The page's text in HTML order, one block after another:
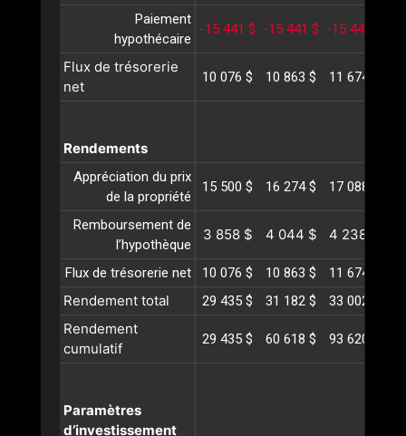
Paiement
hypothécaire
-15 441 $ -15 441 $ -15 441 $
Flux de trésorerie
net
10 076 $ 10 863 $ 11 674 $
Rendements
Appréciation du prix
de la propriété
15 500 $ 16 274 $ 17 088 $
Remboursement de
l’hypothèque
3 858 $ 4 044 $ 4 238 $
Flux de trésorerie net 10 076 $ 10 863 $ 11 674 $
Rendement total 29 435 $ 31 182 $ 33 002 $
Rendement
cumulatif
29 435 $ 60 618 $ 93 620 $
Paramètres
d’investissement